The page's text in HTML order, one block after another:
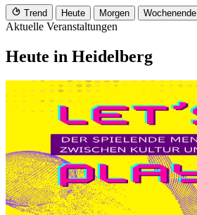
Trend Heute Morgen Wochenende
Aktuelle Veranstaltungen
Heute in Heidelberg